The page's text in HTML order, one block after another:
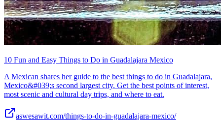
10 Fun and Easy Things to Do in Guadalajara Mexico
A Mexican shares her guide to the best things to do in Guadalajara,
Mexico&#039;s second largest city. Get the best points of interest,
most scenic and cultural day trips, and where to eat.
aswesawit.com/things-to-do-in-guadalajara-mexico/